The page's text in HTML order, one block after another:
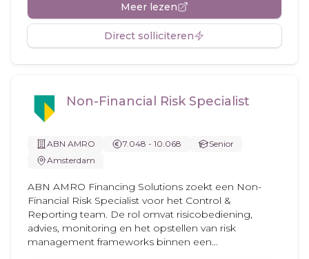
Meer lezen
Direct solliciteren
Non-Financial Risk Specialist
ABN AMRO 7.048 - 10.068
Senior
Amsterdam
ABN AMRO Financing Solutions zoekt een Non-
Financial Risk Specialist voor het Control &
Reporting team. De rol omvat risicobediening,
advies, monitoring en het opstellen van risk
management frameworks binnen een...